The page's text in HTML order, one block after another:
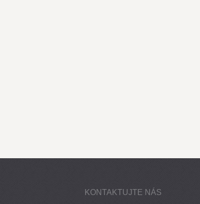
KONTAKTUJTE NÁS